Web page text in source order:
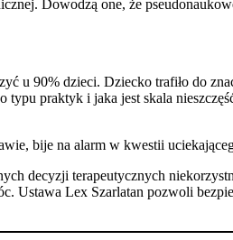
Dowodzą one, że
u 90% dzieci. Dziecko trafiło do
praktyk i jaka jest skala
bije na alarm w kwestii
decyzji terapeutycznych
Ustawa Lex Szarlatan pozwoli